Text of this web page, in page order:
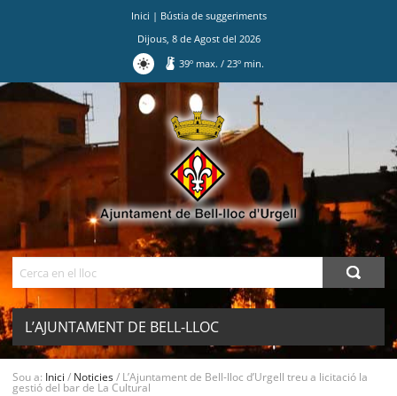
Inici | Bústia de suggeriments
Dijous, 8de Agostdel 2026
39º max./ 23º min.
L’AJUNTAMENT DE BELL-LLOC
D’URGELL TREU A LICITACIÓ LA
Sou a: Inici / Noticies/ L’Ajuntament de Bell-lloc d’Urgell treu a licitació la
gestió del bar de La Cultural